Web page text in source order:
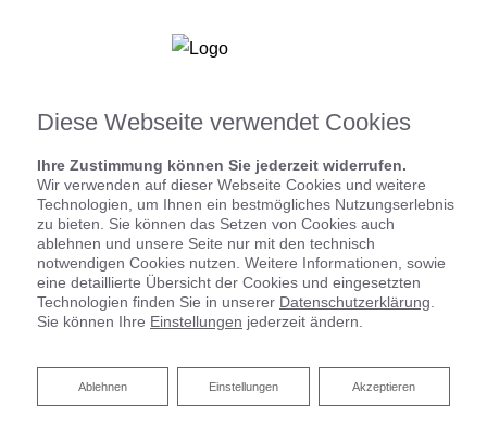
Individuelle Heizsysteme
Hier präsentieren wir Ihnen unsere Heizsysteme aus unseren
Tätigkeitsgebieten.
Diese Webseite verwendet Cookies
Ihre Zustimmung können Sie jederzeit widerrufen.
Wir verwenden auf dieser Webseite Cookies und weitere
Technologien, um Ihnen ein bestmögliches Nutzungserlebnis
zu bieten. Sie können das Setzen von Cookies auch
ablehnen und unsere Seite nur mit den technisch
notwendigen Cookies nutzen. Weitere Informationen, sowie
eine detaillierte Übersicht der Cookies und eingesetzten
Technologien finden Sie in unserer Datenschutzerklärung
Sie können Ihre Einstellungen jederzeit ändern.
Akzeptieren
Einstellungen
Ablehnen
Ablehnen